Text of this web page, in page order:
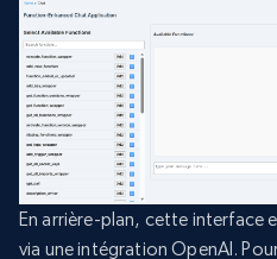
En arrière-plan, cette interface
via une intégration OpenAI.